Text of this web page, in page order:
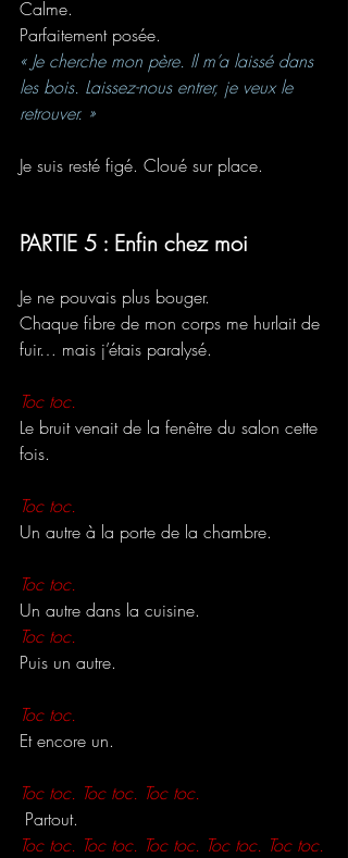
Calme.
Parfaitement posée.
« Je cherche mon père. Il m’a laissé dans
les bois. Laissez-nous entrer, je veux le
retrouver. »
Je suis resté figé. Cloué sur place.
PARTIE 5 : Enfin chez moi
Je ne pouvais plus bouger.
Chaque fibre de mon corps me hurlait de
fuir… mais j’étais paralysé.
Toc toc.
Le bruit venait de la fenêtre du salon cette
fois.
Toc toc.
Un autre à la porte de la chambre.
Toc toc.
Un autre dans la cuisine.
Toc toc.
Puis un autre.
Toc toc.
Et encore un.
Toc toc. Toc toc. Toc toc.
Partout.
Toc toc. Toc toc. Toc toc. Toc toc. Toc toc.